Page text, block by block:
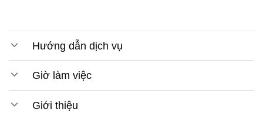
Hướng dẫn dịch vụ
Giờ làm việc
Giới thiệu